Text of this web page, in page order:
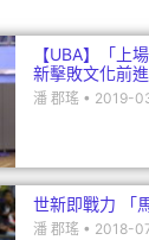
【UBA】「上
新擊敗文化前
潘 郡瑤 2019-
世新即戰力 「
潘 郡瑤 2018-